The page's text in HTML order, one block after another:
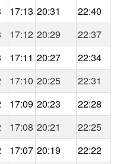
17:13 20:31
22:40
17:12 20:29
22:37
17:11 20:27
22:34
17:10 20:25
22:31
17:09 20:23
22:28
17:08 20:21
22:25
17:07 20:19
22:22